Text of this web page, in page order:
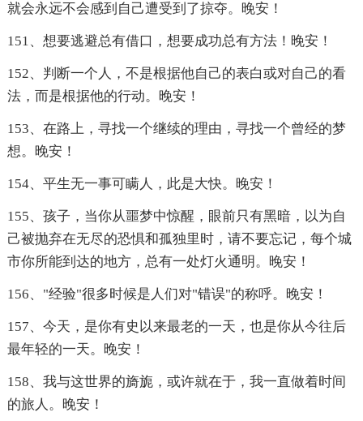
就会永远不会感到自己遭受到了掠夺。晚安！
151、想要逃避总有借口，想要成功总有方法！晚安！
152、判断一个人，不是根据他自己的表白或对自己的看
法，而是根据他的行动。晚安！
153、在路上，寻找一个继续的理由，寻找一个曾经的梦
想。晚安！
154、平生无一事可瞒人，此是大快。晚安！
155、孩子，当你从噩梦中惊醒，眼前只有黑暗，以为自
己被抛弃在无尽的恐惧和孤独里时，请不要忘记，每个城
市你所能到达的地方，总有一处灯火通明。晚安！
156、"经验"很多时候是人们对"错误"的称呼。晚安！
157、今天，是你有史以来最老的一天，也是你从今往后
最年轻的一天。晚安！
158、我与这世界的旖旎，或许就在于，我一直做着时间
的旅人。晚安！